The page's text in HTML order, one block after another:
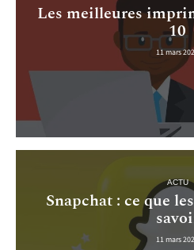
Les meilleures
10
11 mars
ACTU
Snapchat : ce que
11 mars